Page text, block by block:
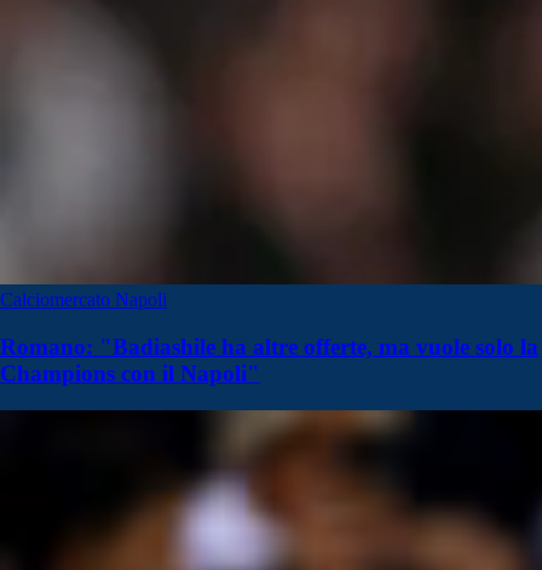
Calciomercato Napoli
Romano: "Badiashile ha altre offerte, ma vuole solo la
Champions con il Napoli"